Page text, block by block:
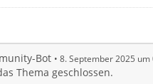
Bot 8. September 2025 um
Thema geschlossen.